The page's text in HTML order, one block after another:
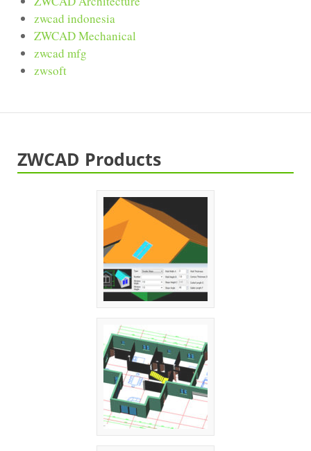
zwcad indonesia
ZWCAD Mechanical
zwcad mfg
zwsoft
ZWCAD Products